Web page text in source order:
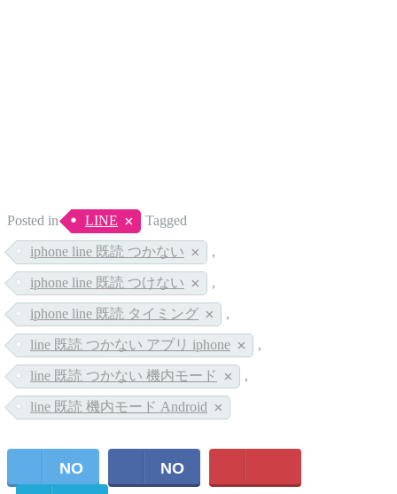
Posted in LINE Tagged
iphone line 既読 つかない ,
iphone line 既読 つけない ,
iphone line 既読 タイミング ,
line 既読 つかない アプリ iphone ,
line 既読 つかない 機内モード ,
line 既読 機内モード Android
NO
NO